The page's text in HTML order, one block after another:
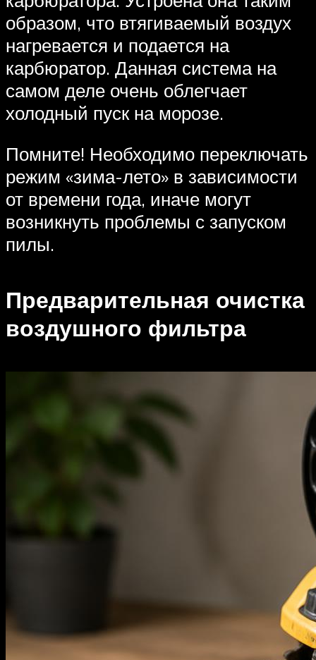
образом, что втягиваемый воздух
нагревается и подается на
карбюратор. Данная система на
самом деле очень облегчает
холодный пуск на морозе.
Помните! Необходимо переключать
режим «зима-лето» в зависимости
от времени года, иначе могут
возникнуть проблемы с запуском
пилы.
Предварительная очистка
воздушного фильтра